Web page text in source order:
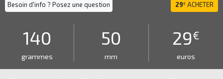
Besoin d'info ? Posez une question 29€ ACHETER
140
grammes
50
mm
29€
euros